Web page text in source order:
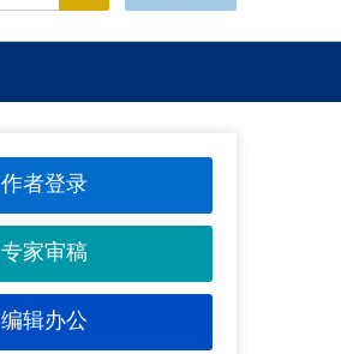
作者登录
专家审稿
编辑办公